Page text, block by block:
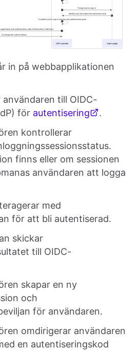
in på webbapplikationen
användaren till OIDC-
för autentisering
.
kontrollerar
finns eller om sessionen
användaren att logga
med
för att bli autentiserad.
skickar
till OIDC-
skapar en ny
och
för användaren.
omdirigerar användaren
en autentiseringskod